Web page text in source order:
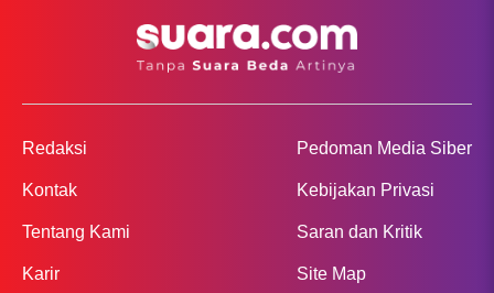
Redaksi
Kontak
Tentang Kami
Karir
Pedoman Media Siber
Kebijakan Privasi
Saran dan Kritik
Site Map